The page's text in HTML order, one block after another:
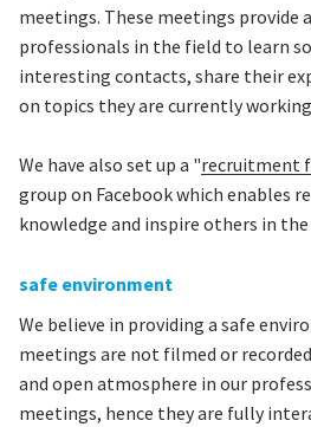
meetings. These meetings provide
professionals in the field to learn
interesting contacts, share their
on topics they are currently
We have also set up a "recruitment
group on Facebook which enables
knowledge and inspire others in
safe environment
We believe in providing a safe
meetings are not filmed or
and open atmosphere in our
meetings, hence they are fully